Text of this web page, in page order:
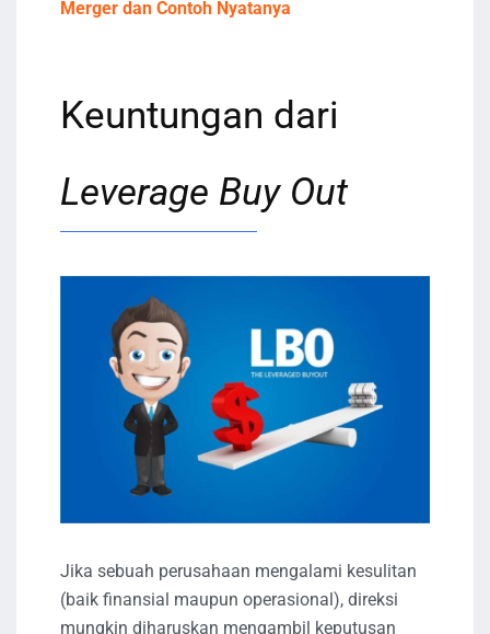
Merger dan Contoh Nyatanya
Keuntungan dari
Leverage Buy Out
Jika sebuah perusahaan mengalami kesulitan
(baik finansial maupun operasional), direksi
mungkin diharuskan mengambil keputusan